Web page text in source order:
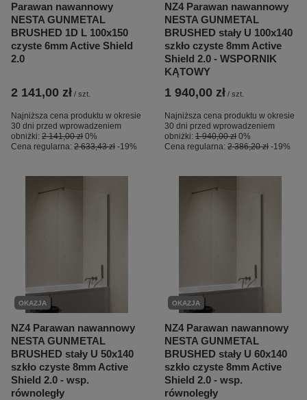
Parawan nawannowy
NESTA GUNMETAL
BRUSHED 1D L 100x150
czyste 6mm Active Shield
2.0
2 141,00 zł / szt.
Najniższa cena produktu w okresie
30 dni przed wprowadzeniem
obniżki: 2 141,00 zł 0%
Cena regularna: 2 633,43 zł -19%
NZ4 Parawan nawannowy
NESTA GUNMETAL
BRUSHED stały U 100x140
szkło czyste 8mm Active
Shield 2.0 - WSPORNIK
KĄTOWY
1 940,00 zł / szt.
Najniższa cena produktu w okresie
30 dni przed wprowadzeniem
obniżki: 1 940,00 zł 0%
Cena regularna: 2 386,20 zł -19%
OKAZJA
NZ4 Parawan nawannowy
NESTA GUNMETAL
BRUSHED stały U 50x140
szkło czyste 8mm Active
Shield 2.0 - wsp.
równoległy
OKAZJA
NZ4 Parawan nawannowy
NESTA GUNMETAL
BRUSHED stały U 60x140
szkło czyste 8mm Active
Shield 2.0 - wsp.
równoległy